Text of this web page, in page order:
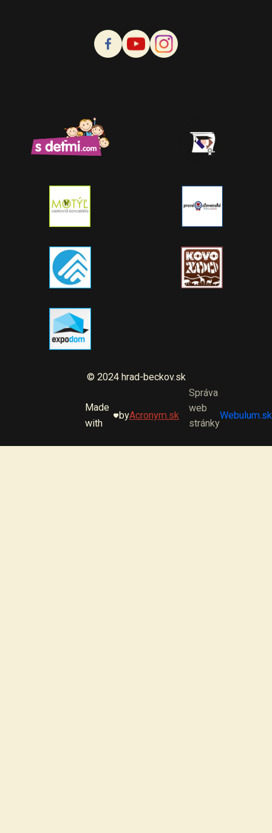
© 2024 hrad-beckov.sk
Made
with
byAcronym.sk
Správa
web
stránky
Webulum.sk